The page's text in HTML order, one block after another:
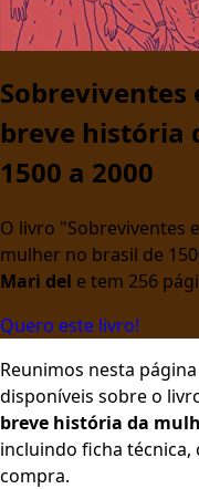
Sobreviventes
breve história
1500 a 2000
O livro "Sobreviventes
mulher no brasil de
Mari del e tem 256
Quero este livro!
Reunimos nesta
disponíveis sobre o
breve história da
incluindo ficha
compra.